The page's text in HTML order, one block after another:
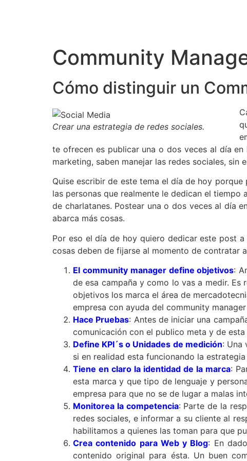
Community
Cómo distinguir un
Crear una estrategia de redes sociales.
te ofrecen es publicar una o dos veces al día
marketing, saben manejar las redes sociales,
Quise escribir de este tema el día de hoy
las personas que realmente le dedican el
de charlatanes. Postear una o dos veces al día
abarca más cosas.
Por eso el día de hoy quiero dedicar este post
cosas deben de fijarse al momento de contratar
El community manager define objetivos:
de esa campaña y como lo vas a medir.
objetivos los marca el área de
empresa con ayuda del community
Hace Pruebas: Antes de iniciar una
comunicación con el publico meta y de
Define KPI´s o Unidades de medición: Una
si en realidad esta funcionando la
Tiene en claro la identidad de la marca:
esta marca y que tipo de lenguaje y
empresa para que no se de lugar a malas
Monitorea la competencia: Parte de la
redes sociales, e informar a su cliente al
habilitamos a quienes las toman para que
Crea contenido para Web y Blog: En
contenido original para ésta. Un buen